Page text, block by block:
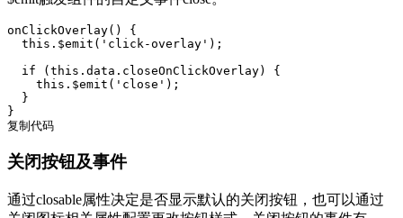
onClickOverlay() {
  this.$emit('click-overlay');
  if (this.data.closeOnClickOverlay) {
    this.$emit('close');
  }
}
复制代码
关闭按钮及事件
通过closable属性决定是否显示默认的关闭按钮，也可以通过